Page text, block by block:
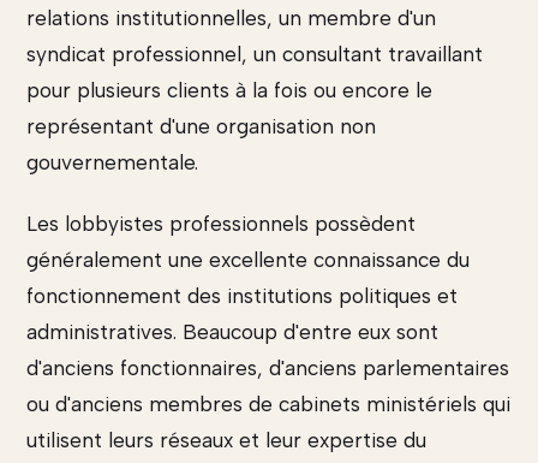
relations institutionnelles, un membre d'un
syndicat professionnel, un consultant travaillant
pour plusieurs clients à la fois ou encore le
représentant d'une organisation non
gouvernementale.
Les lobbyistes professionnels possèdent
généralement une excellente connaissance du
fonctionnement des institutions politiques et
administratives. Beaucoup d'entre eux sont
d'anciens fonctionnaires, d'anciens parlementaires
ou d'anciens membres de cabinets ministériels qui
utilisent leurs réseaux et leur expertise du